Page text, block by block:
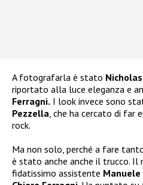
A fotografarla è stato
riportato alla luce eleganza e
Ferragni. I look invece sono
Pezzella, che ha cercato di far
rock.
Ma non solo, perché a fare
è stato anche anche il trucco.
fidatissimo assistente